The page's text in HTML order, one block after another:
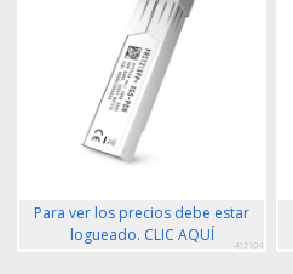
Para ver los precios debe estar
logueado. CLIC AQUÍ
415104